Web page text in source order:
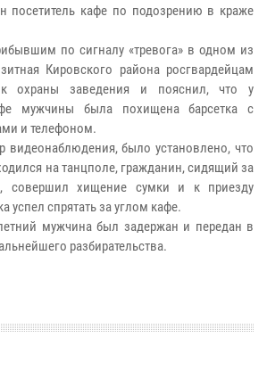
посетитель кафе по подозрению в краже
по сигналу «тревога» в одном из
Кировского района росгвардейцам
охраны заведения и пояснил, что у
мужчины была похищена барсетка с
и телефоном.
видеонаблюдения, было установлено, что
на танцполе, гражданин, сидящий за
совершил хищение сумки и к приезду
успел спрятать за углом кафе.
мужчина был задержан и передан в
разбирательства.